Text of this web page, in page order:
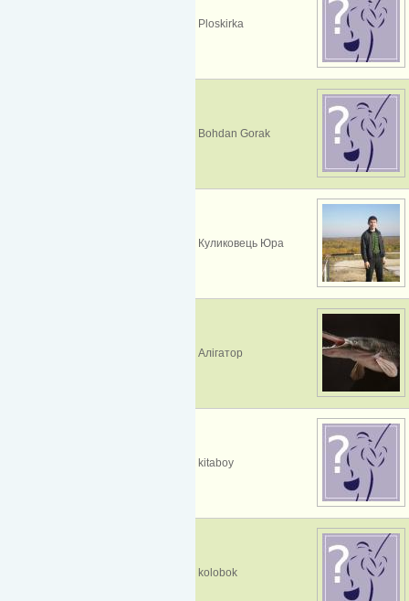
Ploskirka
Bohdan Gorak
Куликовець Юра
Алігатор
kitaboy
kolobok